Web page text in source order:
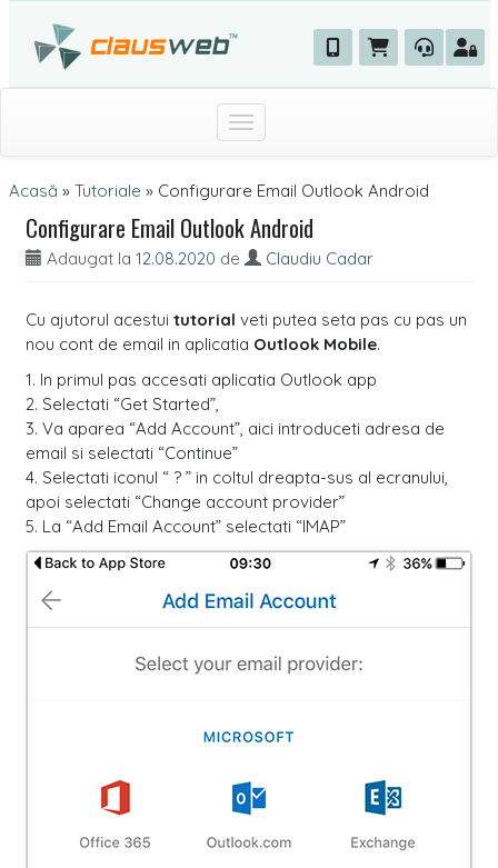
Toggle navigation
Acasă » Tutoriale » Configurare Email Outlook Android
Configurare Email Outlook Android
Adaugat la 12.08.2020 de Claudiu Cadar
Cu ajutorul acestui tutorial veti putea seta pas cu pas un
nou cont de email in aplicatia Outlook Mobile.
1. In primul pas accesati aplicatia Outlook app
2. Selectati “Get Started”,
3. Va aparea “Add Account”, aici introduceti adresa de
email si selectati “Continue”
4. Selectati iconul “ ? ” in coltul dreapta-sus al ecranului,
apoi selectati “Change account provider”
5. La “Add Email Account” selectati “IMAP”